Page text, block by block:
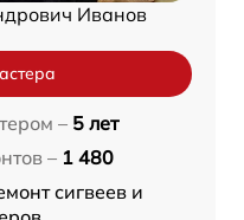
Иванов
– 5 лет
– 1 480
сигвеев и